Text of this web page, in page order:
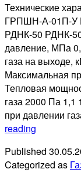
Технические
ГРПШН-А-01П-У
РДНК-50 РДНК-
давление, МПа
газа на выходе,
Максимальная
Тепловая
газа 2000 Па 1,1
при давлении
reading
А-01-
У
Published
Categorized as